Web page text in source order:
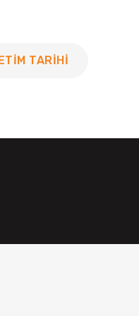
TARİHİ